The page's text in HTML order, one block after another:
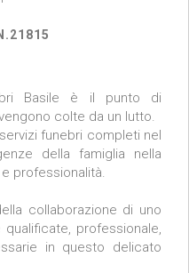
Basile è il punto di
colte da un lutto.
funebri completi nel
della famiglia nella
professionalità.
collaborazione di uno
professionale,
in questo delicato